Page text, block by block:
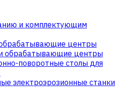
и комплектующим
центры
обрабатывающие центры
поворотные столы для
электроэрозионные станки